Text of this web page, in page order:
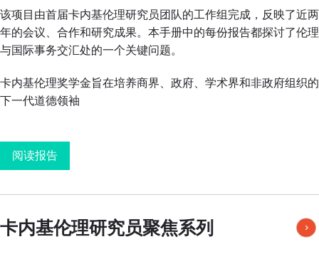
该项目由首届卡内基伦理研究员团队的工作组完成，反映了近两
年的会议、合作和研究成果。本手册中的每份报告都探讨了伦理
与国际事务交汇处的一个关键问题。
卡内基伦理奖学金旨在培养商界、政府、学术界和非政府组织的
下一代道德领袖
阅读报告
卡内基伦理研究员聚焦系列